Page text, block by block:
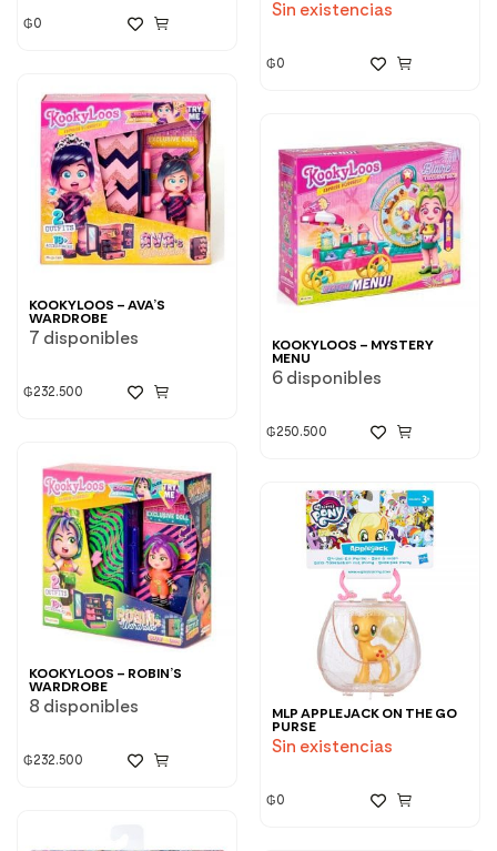
₲0
Sin existencias
₲0
KOOKYLOOS – AVA’S
WARDROBE
7 disponibles
₲232.500
KOOKYLOOS – MYSTERY
MENU
6 disponibles
₲250.500
KOOKYLOOS – ROBIN’S
WARDROBE
8 disponibles
₲232.500
MLP APPLEJACK ON THE GO
PURSE
Sin existencias
₲0